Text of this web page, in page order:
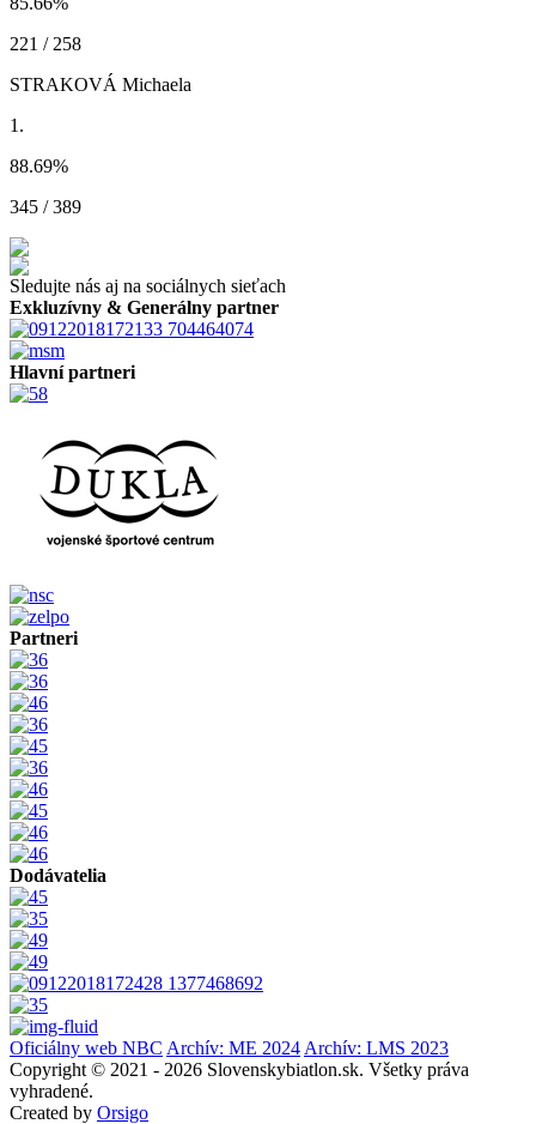
221 / 258
STRAKOVÁ Michaela
1.
88.69%
345 / 389
Sledujte nás aj na sociálnych sieťach
Exkluzívny & Generálny partner
Hlavní partneri
Partneri
Dodávatelia
Oficiálny web NBC Archív: ME 2024 Archív: LMS 2023
Copyright © 2021 - 2026 Slovenskybiatlon.sk. Všetky práva
vyhradené.
Created by Orsigo